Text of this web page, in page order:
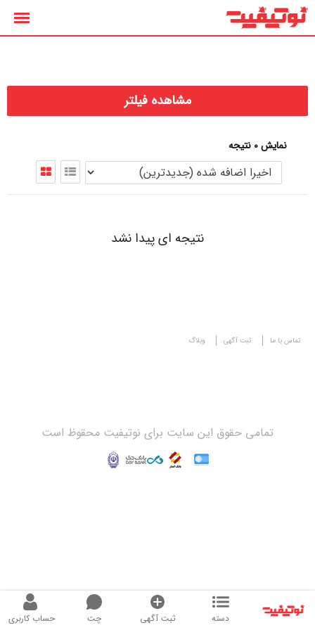
پرش
دسته ثبت آگهی چت حساب کاربری
مشاهده فیلتر
نمایش 0 نتیجه
نتیجه ای پیدا نشد
تماس با ما ثبت آگهی وبلاگ
تمامی حقوق این سایت برای نوتیفیت محقوظ است